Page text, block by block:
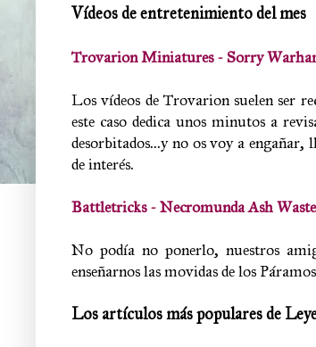
Vídeos de entretenimiento del mes
Trovarion Miniatures - Sorry
Los vídeos de Trovarion suelen ser
este caso dedica unos minutos a
desorbitados...y no os voy a engañar,
de interés.
Battletricks - Necromunda Ash
No podía no ponerlo, nuestros
enseñarnos las movidas de los
Los artículos más populares de